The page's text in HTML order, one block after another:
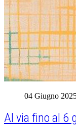
04 Giugno
Al via fino al 6